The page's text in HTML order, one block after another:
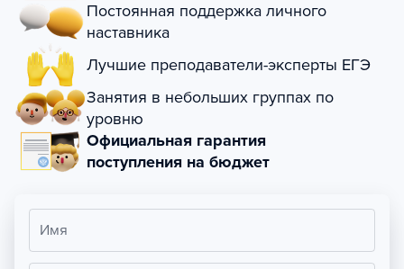
Постоянная поддержка личного
наставника
Лучшие преподаватели-эксперты ЕГЭ
Занятия в небольших группах по
уровню
Официальная гарантия
поступления на бюджет
Имя